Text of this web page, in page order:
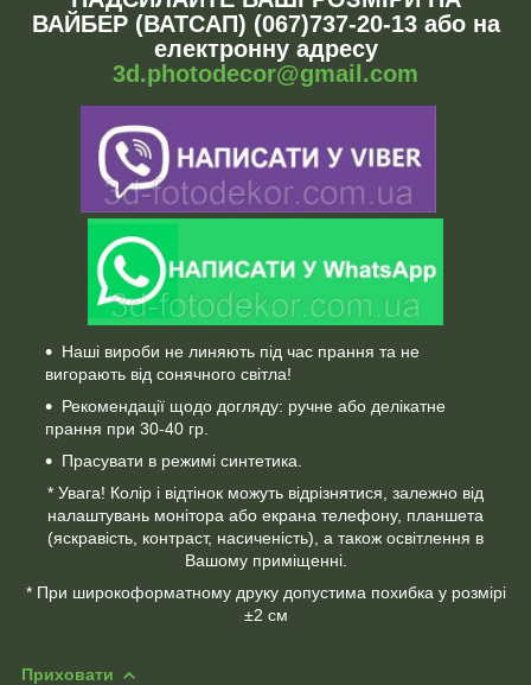
ВАЙБЕР (ВАТСАП) (067)737-20-13 або на
електронну адресу
3d.photodecor@gmail.com
Наші вироби не линяють під час прання та не
вигорають від сонячного світла!
Рекомендації щодо догляду: ручне або делікатне
прання при 30-40 гр.
Прасувати в режимі синтетика.
* Увага! Колір і відтінок можуть відрізнятися, залежно від
налаштувань монітора або екрана телефону, планшета
(яскравість, контраст, насиченість), а також освітлення в
Вашому приміщенні.
* При широкоформатному друку допустима похибка у розмірі
±2 см
Приховати